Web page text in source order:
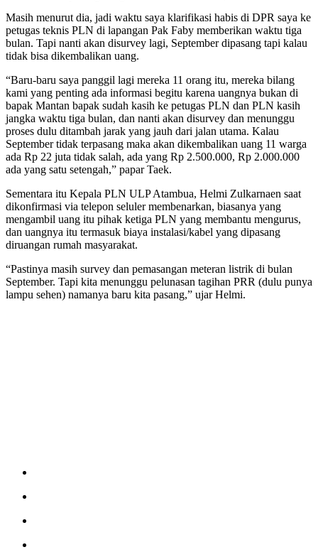
Masih menurut dia, jadi waktu saya klarifikasi habis di DPR saya ke
petugas teknis PLN di lapangan Pak Faby memberikan waktu tiga
bulan. Tapi nanti akan disurvey lagi, September dipasang tapi kalau
tidak bisa dikembalikan uang.
“Baru-baru saya panggil lagi mereka 11 orang itu, mereka bilang
kami yang penting ada informasi begitu karena uangnya bukan di
bapak Mantan bapak sudah kasih ke petugas PLN dan PLN kasih
jangka waktu tiga bulan, dan nanti akan disurvey dan menunggu
proses dulu ditambah jarak yang jauh dari jalan utama. Kalau
September tidak terpasang maka akan dikembalikan uang 11 warga
ada Rp 22 juta tidak salah, ada yang Rp 2.500.000, Rp 2.000.000
ada yang satu setengah,” papar Taek.
Sementara itu Kepala PLN ULP Atambua, Helmi Zulkarnaen saat
dikonfirmasi via telepon seluler membenarkan, biasanya yang
mengambil uang itu pihak ketiga PLN yang membantu mengurus,
dan uangnya itu termasuk biaya instalasi/kabel yang dipasang
diruangan rumah masyarakat.
“Pastinya masih survey dan pemasangan meteran listrik di bulan
September. Tapi kita menunggu pelunasan tagihan PRR (dulu punya
lampu sehen) namanya baru kita pasang,” ujar Helmi.